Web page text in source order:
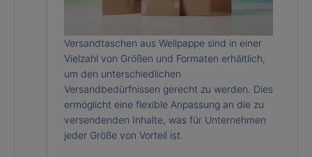
Versandtaschen aus Wellpappe sind in einer
Vielzahl von Größen und Formaten erhältlich,
um den unterschiedlichen
Versandbedürfnissen gerecht zu werden. Dies
ermöglicht eine flexible Anpassung an die zu
versendenden Inhalte, was für Unternehmen
jeder Größe von Vorteil ist.